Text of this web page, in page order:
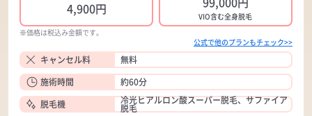
4,900円
VIO含む全身脱毛
※価格は税込み金額です。
公式で他のプランもチェック>>
キャンセル料
無料
施術時間
約60分
脱毛機
冷光ヒアルロン酸スーパー脱毛、サファイア
脱毛